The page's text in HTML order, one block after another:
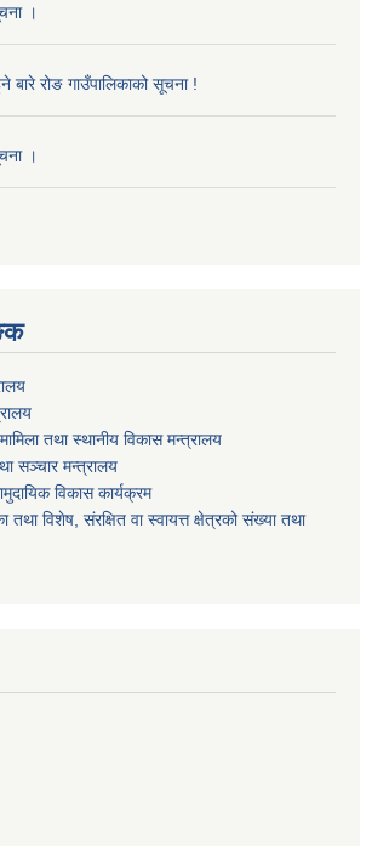
।
बारे रोङ गाउँपालिकाको सूचना !
।
तथा स्थानीय विकास मन्त्रालय
सञ्चार मन्त्रालय
विकास कार्यक्रम
तथा विशेष, संरक्षित वा स्वायत्त क्षेत्रको संख्या तथा